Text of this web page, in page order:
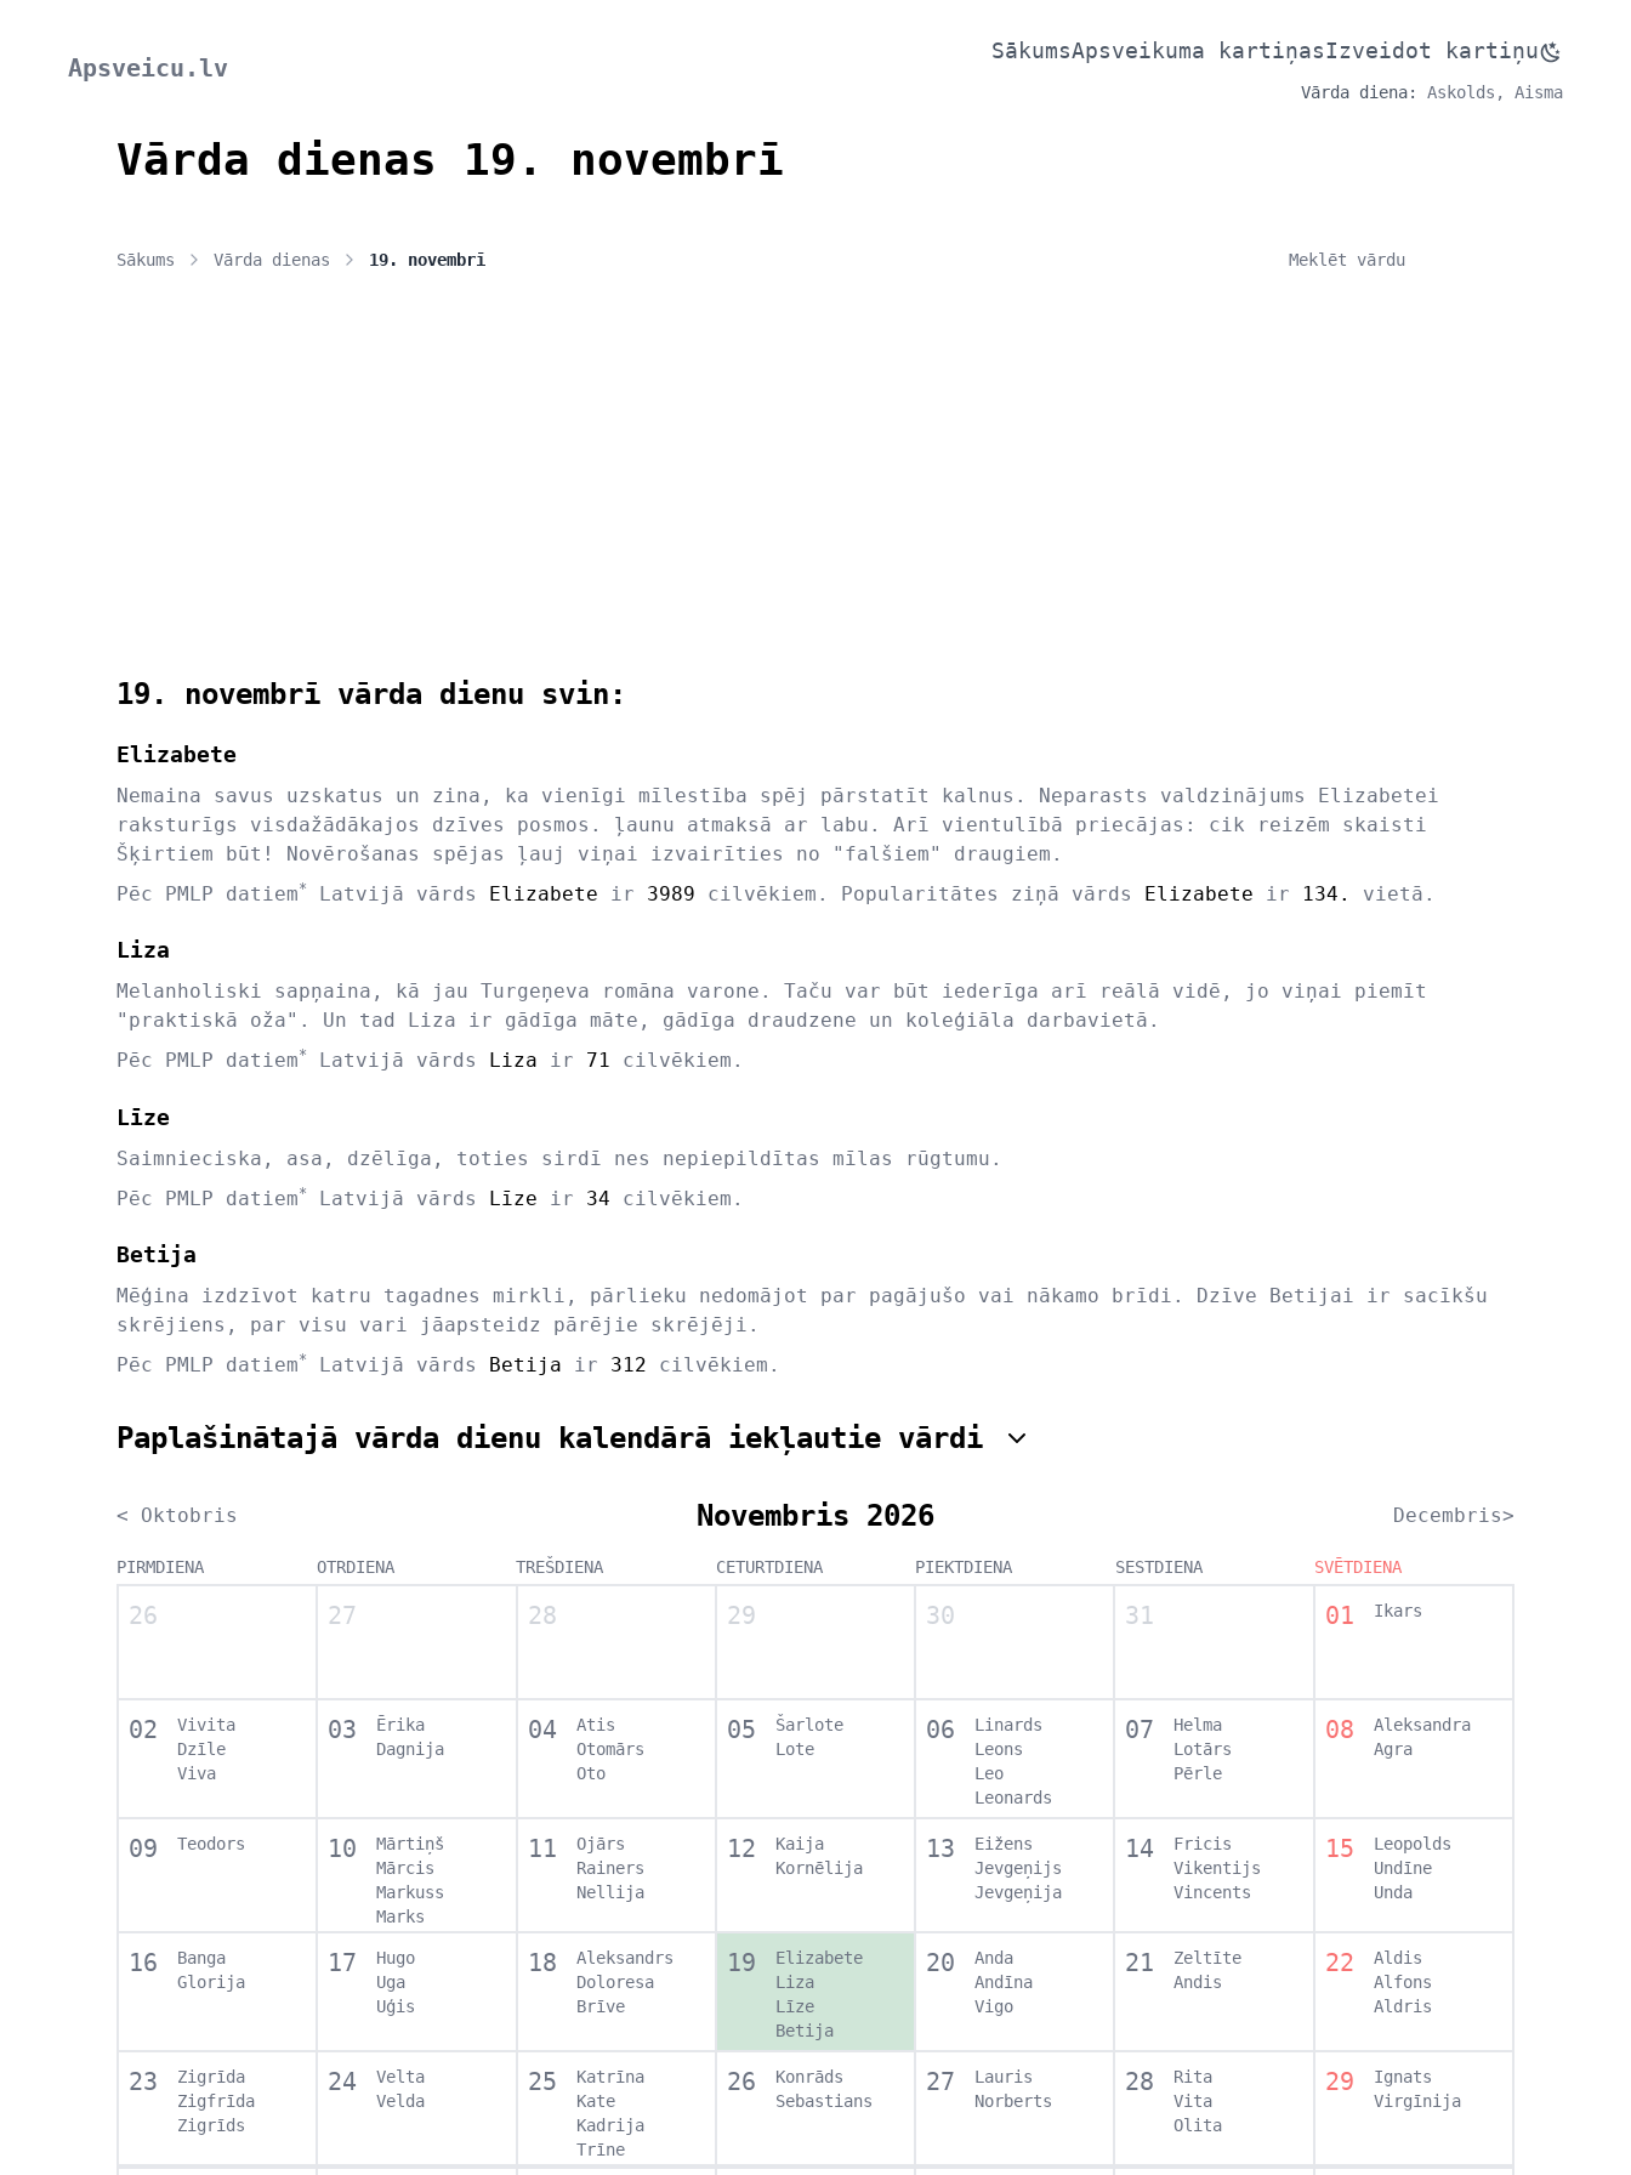
Apsveicu.lv
SākumsApsveikuma kartiņasIzveidot kartiņu
Vārda diena: Askolds, Aisma
Vārda dienas 19. novembrī
Sākums Vārda dienas 19. novembrī
19. novembrī vārda dienu svin:
Elizabete
Nemaina savus uzskatus un zina, ka vienīgi mīlestība spēj pārstatīt kalnus. Neparasts valdzinājums Elizabetei
raksturīgs visdažādākajos dzīves posmos. ļaunu atmaksā ar labu. Arī vientulībā priecājas: cik reizēm skaisti
Šķirtiem būt! Novērošanas spējas ļauj viņai izvairīties no "falšiem" draugiem.
Pēc PMLP datiem* Latvijā vārds Elizabete ir 3989 cilvēkiem. Popularitātes ziņā vārds Elizabete ir 134. vietā.
Liza
Melanholiski sapņaina, kā jau Turgeņeva romāna varone. Taču var būt iederīga arī reālā vidē, jo viņai piemīt
"praktiskā oža". Un tad Liza ir gādīga māte, gādīga draudzene un koleģiāla darbavietā.
Pēc PMLP datiem* Latvijā vārds Liza ir 71 cilvēkiem.
Līze
Saimnieciska, asa, dzēlīga, toties sirdī nes nepiepildītas mīlas rūgtumu.
Pēc PMLP datiem* Latvijā vārds Līze ir 34 cilvēkiem.
Betija
Mēģina izdzīvot katru tagadnes mirkli, pārlieku nedomājot par pagājušo vai nākamo brīdi. Dzīve Betijai ir sacīkšu
skrējiens, par visu vari jāapsteidz pārējie skrējēji.
Pēc PMLP datiem* Latvijā vārds Betija ir 312 cilvēkiem.
Paplašinātajā vārda dienu kalendārā iekļautie vārdi
< Oktobris Novembris 2026 Decembris>
PIRMDIENA OTRDIENA TREŠDIENA CETURTDIENA PIEKTDIENA SESTDIENA SVĒTDIENA
26 27 28 29 30 31 01 Ikars
02
Vivita
Dzīle
Viva
03
Ērika
Dagnija
04
Atis
Otomārs
Oto
05
Šarlote
Lote
06
Linards
Leons
Leo
Leonards
07
Helma
Lotārs
Pērle
08
Aleksandra
Agra
09 Teodors 10
Mārtiņš
Mārcis
Markuss
Marks
11
Ojārs
Rainers
Nellija
12
Kaija
Kornēlija
13
Eižens
Jevgeņijs
Jevgeņija
14
Fricis
Vikentijs
Vincents
15
Leopolds
Undīne
Unda
16
Banga
Glorija
17
Hugo
Uga
Uģis
18
Aleksandrs
Doloresa
Brīve
19
Elizabete
Liza
Līze
Betija
20
Anda
Andīna
Vigo
21
Zeltīte
Andis
22
Aldis
Alfons
Aldris
23
Zigrīda
Zigfrīda
Zigrīds
24
Velta
Velda
25
Katrīna
Kate
Kadrija
Trīne
26
Konrāds
Sebastians
27
Lauris
Norberts
28
Rita
Vita
Olita
29
Ignats
Virgīnija